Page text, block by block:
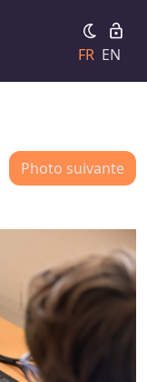
FR EN
Photo suivante